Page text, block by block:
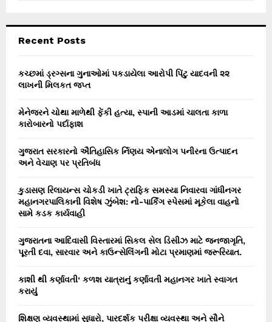
h
o
r
Recent Posts
કચ્છમાં ડ્રગ્સના ગુનાઓમાં પકડાયેલા આરોપી પિંટુ યાદવની ૨૨
લાખની મિલકત જપ્ત
મેનેજરને ચોથા માળેથી ફેંકી હત્યા, સ્પાની આડમાં ચાલતા કાળા
કારોબારનો પર્દાફાશ
ગુજરાત સરકારનો ઐતિહાસિક ર્નિણય એનાલોગ પનીરના ઉત્પાદન
અને વેચાણ પર પ્રતિબંધ
કુડાસણ રિલાયન્સ ચોકડી ખાતે ટ્રાફિક સમસ્યા નિવારવા ગાંધીનગર
મહાનગરપાલિકાની વિશેષ ઝુંબેશ: નો-પાર્કિંગ સ્પેસમાં મૂકેલા વાહનો
સામે કડક કાર્યવાહી
ગુજરાતના આદિવાસી વિસ્તારમાં સિકલ સેલ ડિસીઝ માટે જનજાગૃતિ,
પૂરતી દવા, સારવાર અને કાઉન્સેલિંગની મોટા પ્રમાણમાં જરૂરિયાત.
કાશી થી કર્ણાવતી‘ કળશ યાત્રાનું કર્ણાવતી મહાનગર ખાતે સ્વાગત
કરાયું
શિક્ષણ વ્યવસ્થામાં સુધારો, પારદર્શક પરીક્ષા વ્યવસ્થા અને સૌને